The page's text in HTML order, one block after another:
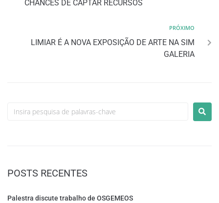
CHANCES DE CAPTAR RECURSOS
PRÓXIMO
LIMIAR É A NOVA EXPOSIÇÃO DE ARTE NA SIM
GALERIA
POSTS RECENTES
Palestra discute trabalho de OSGEMEOS